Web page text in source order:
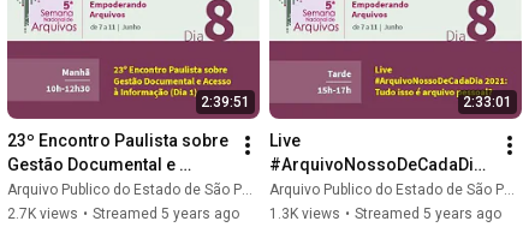
2:39:51
23º Encontro Paulista sobre
Gestão Documental e
Acesso à Informação (Dia
1)
Arquivo Publico do Estado de São Paulo
2.7K views • Streamed 5 years ago
2:33:01
Live
#ArquivoNossoDeCadaDia
2021: Tudo isso é arquivo
pessoal?
Arquivo Publico do Estado de São Paulo
1.3K views • Streamed 5 years ago